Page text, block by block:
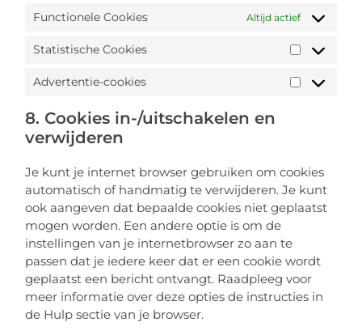
Functionele Cookies Altijd actief
Statistische Cookies
Advertentie-cookies
8. Cookies in-/uitschakelen en
verwijderen
Je kunt je internet browser gebruiken om cookies
automatisch of handmatig te verwijderen. Je kunt
ook aangeven dat bepaalde cookies niet geplaatst
mogen worden. Een andere optie is om de
instellingen van je internetbrowser zo aan te
passen dat je iedere keer dat er een cookie wordt
geplaatst een bericht ontvangt. Raadpleeg voor
meer informatie over deze opties de instructies in
de Hulp sectie van je browser.